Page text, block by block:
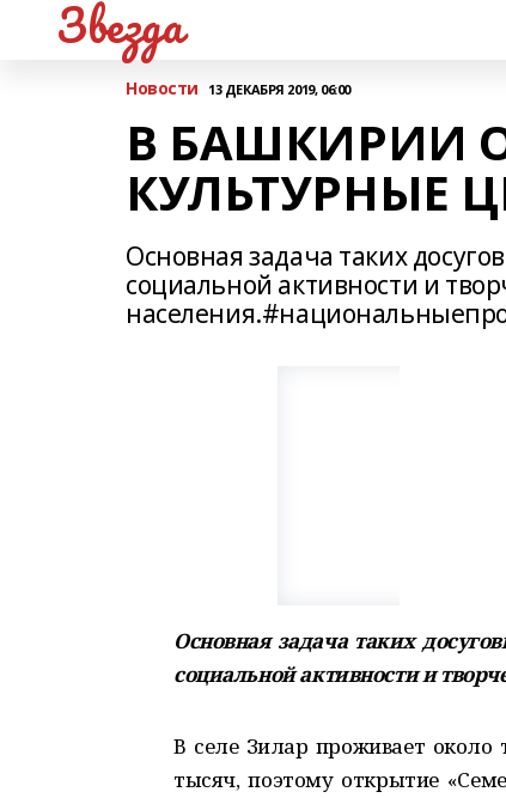
Звезда
Новости 13 ДЕКАБРЯ 2019, 06:00
В БАШКИРИИ
КУЛЬТУРНЫЕ
Основная задача таких
социальной активности и
Основная задача таких
социальной активности и
В селе Зилар проживает около
тысяч, поэтому открытие